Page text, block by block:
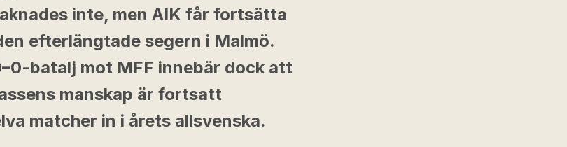
inte, men AIK får fortsätta
efterlängtade segern i Malmö.
batalj mot MFF innebär dock att
manskap är fortsatt
matcher in i årets allsvenska.